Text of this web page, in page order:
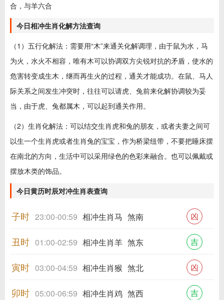
合，与羊六合
今日相冲生肖化解方法查询
（1）五行化解法：需要用“木”来通关化解调理，由于鼠为水，马
为火，水火不相容，唯有木可以协调双方尖锐对抗的矛盾，使水的
危害转变成生木，继而再生火的过程，通关才能成功。在鼠、马人
际关系之间发生冲突时，往往可以请虎、兔前来化解协调较为妥
当，由于虎、兔都属木，可以起到通关作用。
（2）生肖化解法：可以结交生肖虎和兔的朋友，或者夫妻之间可
以生一个生肖虎或者生肖兔的宝宝，作为桥梁纽带，不要把睡床摆
在南北的方向，生活中可以采用绿色的色彩来融合。也可以佩戴或
摆放木类的饰品。
今日黄历时辰对冲生肖表查询
子时 23:00-00:59 相冲生肖马 煞南 凶
丑时 01:00-02:59 相冲生肖羊 煞东 吉
寅时 03:00-04:59 相冲生肖猴 煞北 凶
卯时 05:00-06:59 相冲生肖鸡 煞西 吉